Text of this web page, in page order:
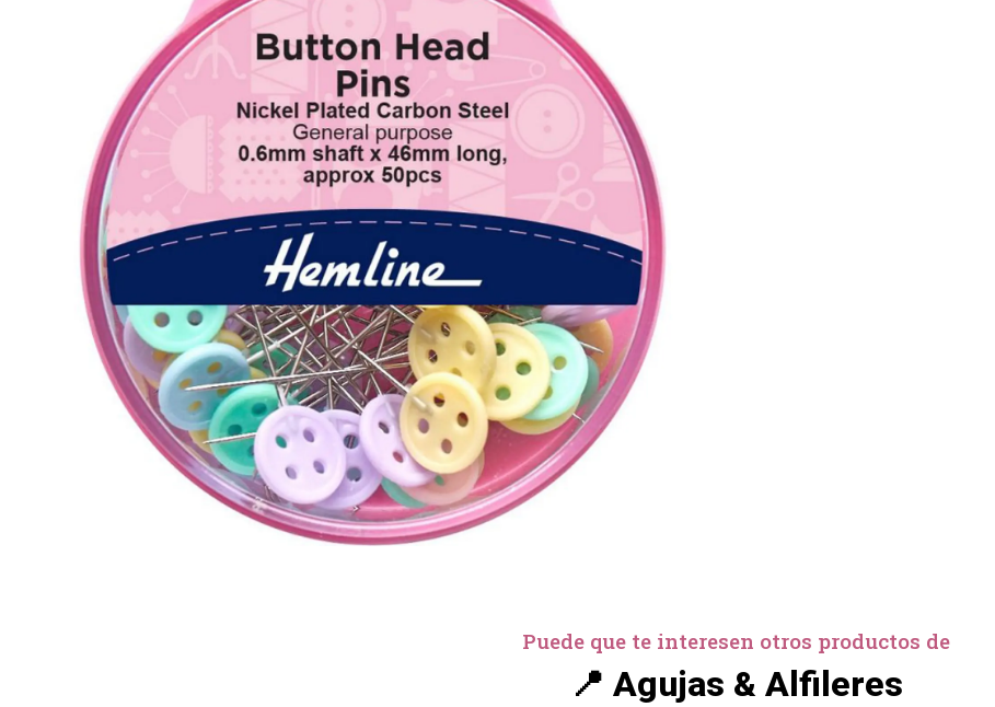
Puede que te interesen otros productos de
📍 Agujas & Alfileres